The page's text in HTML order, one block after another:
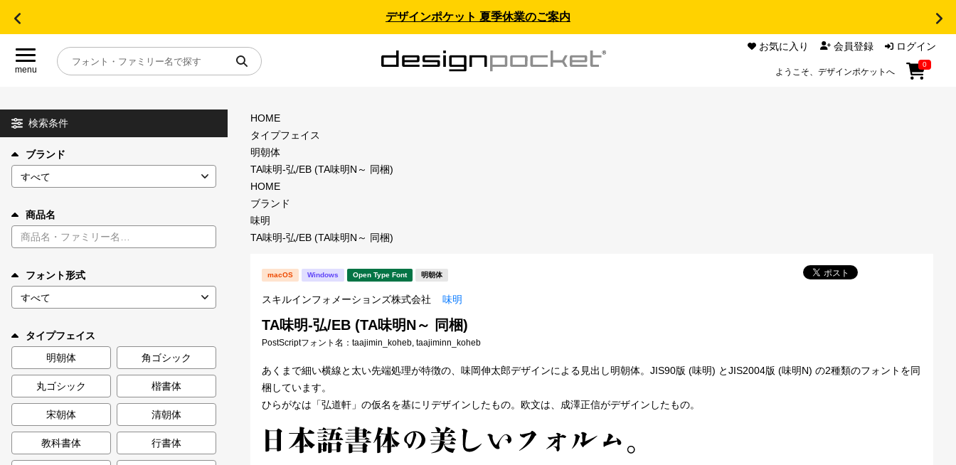
デザインポケット 夏季休業のご案内
menu
お気に入り 会員登録 ログイン
ようこそ、デザインポケットへ
0
目的別フォントガイド
特集
年間ライセンス商品
キャンペーン一覧
カート 0
マイページ
検索条件
ブランド
商品名
フォント形式
タイプフェイス
明朝体
角ゴシック
丸ゴシック 楷書体
宋朝体 清朝体
教科書体 行書体
HOME
タイプフェイス
明朝体
TA味明-弘/EB (TA味明N～ 同梱)
HOME
ブランド
味明
TA味明-弘/EB (TA味明N～ 同梱)
macOS Windows Open Type Font 明朝体
スキルインフォメーションズ株式会社 味明
TA味明-弘/EB (TA味明N～ 同梱)
PostScriptフォント名： taajimin_koheb, taajiminn_koheb
あくまで細い横線と太い先端処理が特徴の、味岡伸太郎デザインによる見出し明朝体。JIS90版 (味明) とJIS2004版 (味明N) の2種類のフォントを同
梱しています。
ひらがなは「弘道軒」の仮名を基にリデザインしたもの。欧文は、成澤正信がデザインしたもの。